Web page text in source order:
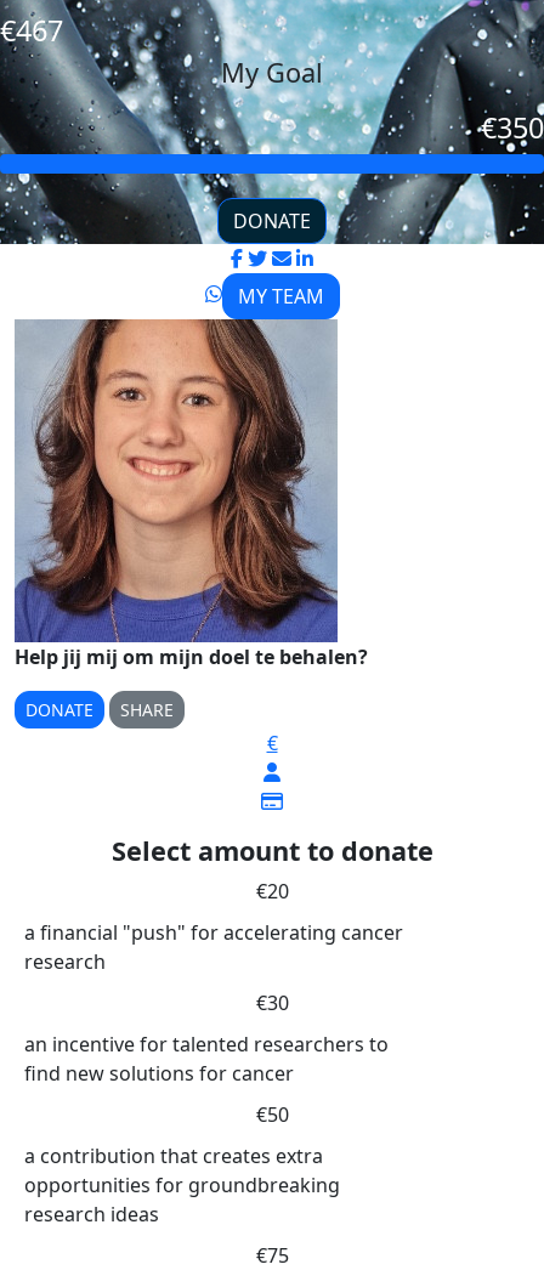
€467
My Goal
€350
DONATE
MY TEAM
Help jij mij om mijn doel te behalen?
DONATE SHARE
€
Select amount to donate
€20
a financial "push" for accelerating cancer
research
€30
an incentive for talented researchers to
find new solutions for cancer
€50
a contribution that creates extra
opportunities for groundbreaking
research ideas
€75